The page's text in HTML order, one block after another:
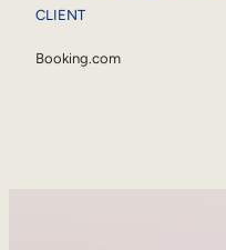
CLIENT
Booking.com